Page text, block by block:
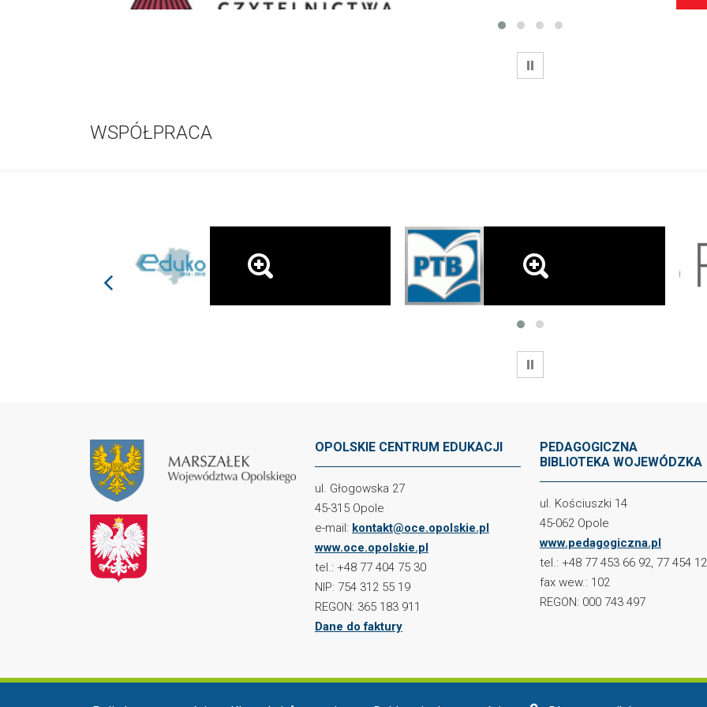
WSTRZYMAJ
WSPÓŁPRACA
WSTRZYMAJ
OPOLSKIE CENTRUM EDUKACJI
ul. Głogowska 27
45-315 Opole
e-mail: kontakt@oce.opolskie.pl
www.oce.opolskie.pl
tel.: +48 77 404 75 30
NIP: 754 312 55 19
REGON: 365 183 911
Dane do faktury
PEDAGOGICZNA
BIBLIOTEKA WOJEWÓDZKA
ul. Kościuszki 14
45-062 Opole
www.pedagogiczna.pl
tel.: +48 77 453 66 92, 77 454
fax wew.: 102
REGON: 000 743 497